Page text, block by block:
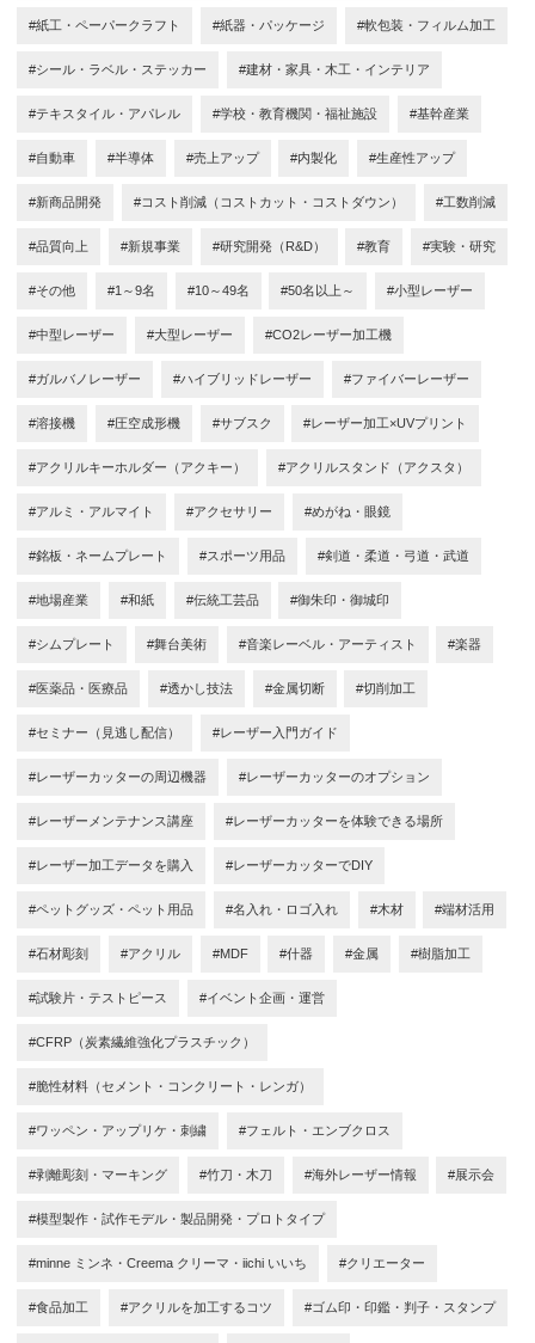
#紙工・ペーパークラフト #紙器・パッケージ #軟包装・フィルム加工
#シール・ラベル・ステッカー #建材・家具・木工・インテリア
#テキスタイル・アパレル #学校・教育機関・福祉施設 #基幹産業
#自動車 #半導体 #売上アップ #内製化 #生産性アップ
#新商品開発 #コスト削減（コストカット・コストダウン） #工数削減
#品質向上 #新規事業 #研究開発（R&D） #教育 #実験・研究
#その他 #1～9名 #10～49名 #50名以上～ #小型レーザー
#中型レーザー #大型レーザー #CO2レーザー加工機
#ガルバノレーザー #ハイブリッドレーザー #ファイバーレーザー
#溶接機 #圧空成形機 #サブスク #レーザー加工×UVプリント
#アクリルキーホルダー（アクキー） #アクリルスタンド（アクスタ）
#アルミ・アルマイト #アクセサリー #めがね・眼鏡
#銘板・ネームプレート #スポーツ用品 #剣道・柔道・弓道・武道
#地場産業 #和紙 #伝統工芸品 #御朱印・御城印
#シムプレート #舞台美術 #音楽レーベル・アーティスト #楽器
#医薬品・医療品 #透かし技法 #金属切断 #切削加工
#セミナー（見逃し配信） #レーザー入門ガイド
#レーザーカッターの周辺機器 #レーザーカッターのオプション
#レーザーメンテナンス講座 #レーザーカッターを体験できる場所
#レーザー加工データを購入 #レーザーカッターでDIY
#ペットグッズ・ペット用品 #名入れ・ロゴ入れ #木材 #端材活用
#石材彫刻 #アクリル #MDF #什器 #金属 #樹脂加工
#試験片・テストピース #イベント企画・運営
#CFRP（炭素繊維強化プラスチック）
#脆性材料（セメント・コンクリート・レンガ）
#ワッペン・アップリケ・刺繍 #フェルト・エンブクロス
#剥離彫刻・マーキング #竹刀・木刀 #海外レーザー情報 #展示会
#模型製作・試作モデル・製品開発・プロトタイプ
#minne ミンネ・Creema クリーマ・iichi いいち #クリエーター
#食品加工 #アクリルを加工するコツ #ゴム印・印鑑・判子・スタンプ